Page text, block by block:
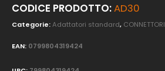
CODICE PRODOTTO:AD30
Categorie:Adattatori standard, CONNETTORI
EAN: 0799804319424